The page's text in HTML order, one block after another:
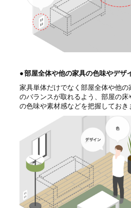
●部屋全体や他の家具の色味やデザ
家具単体だけでなく部屋全体や他
のバランスが取れるよう、部屋の
の色味や素材感などを把握しておき